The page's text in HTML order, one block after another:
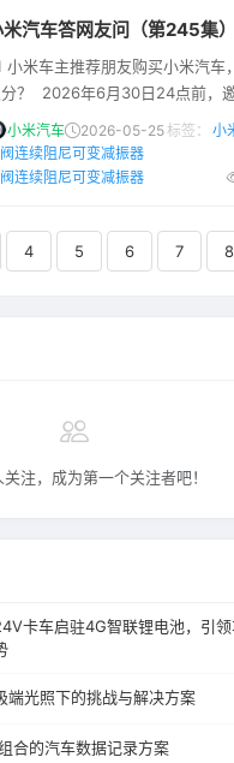
考什么标准，采用哪些测试方法
汽车答网友问（第245集）
小米车主推荐朋友购买小米汽车
？ 2026年6月30日24点前，
小米汽车，即可获得 8000积分（
最多享10次奖励）。 操作路径
App → 我的 → 邀请好友，挑选
可在小米汽车App商城抵扣好物、
电费用。 详细规则请见小米汽
小米汽车 2026-05-25标签：
小
连续阻尼可变减振器
连续阻尼可变减振器
4 5 6 7 8
注，成为第一个关注者吧！
卡车启驻4G智联锂电池，引
端光照下的挑战与解决方案
合的汽车数据记录方案